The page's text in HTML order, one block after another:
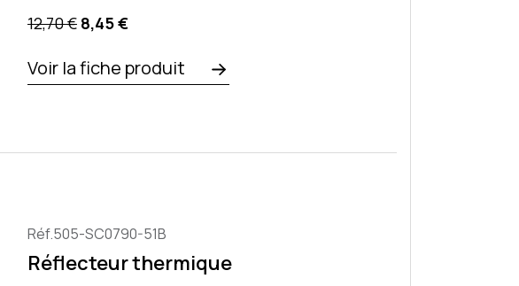
Precio base
12,70 € Precio
8,45 €
Voir la fiche produit
Réf.505-SC0790-51B
Réflecteur thermique